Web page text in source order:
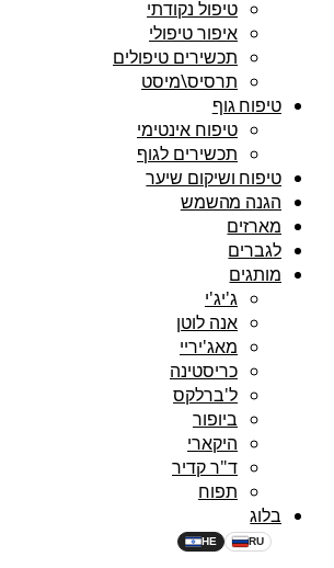
טיפול נקודתי
איפור טיפולי
תכשירים טיפולים
תרסיס\מיסט
טיפוח גוף
טיפוח אינטימי
תכשירים לגוף
טיפוח ושיקום שיער
הגנה מהשמש
מארזים
לגברים
מותגים
ג'יג'י
אנה לוטן
מאג'יריי
כריסטינה
ל'ברלקס
ביופור
היקארי
ד"ר קדיר
תפוח
בלוג
HE RU